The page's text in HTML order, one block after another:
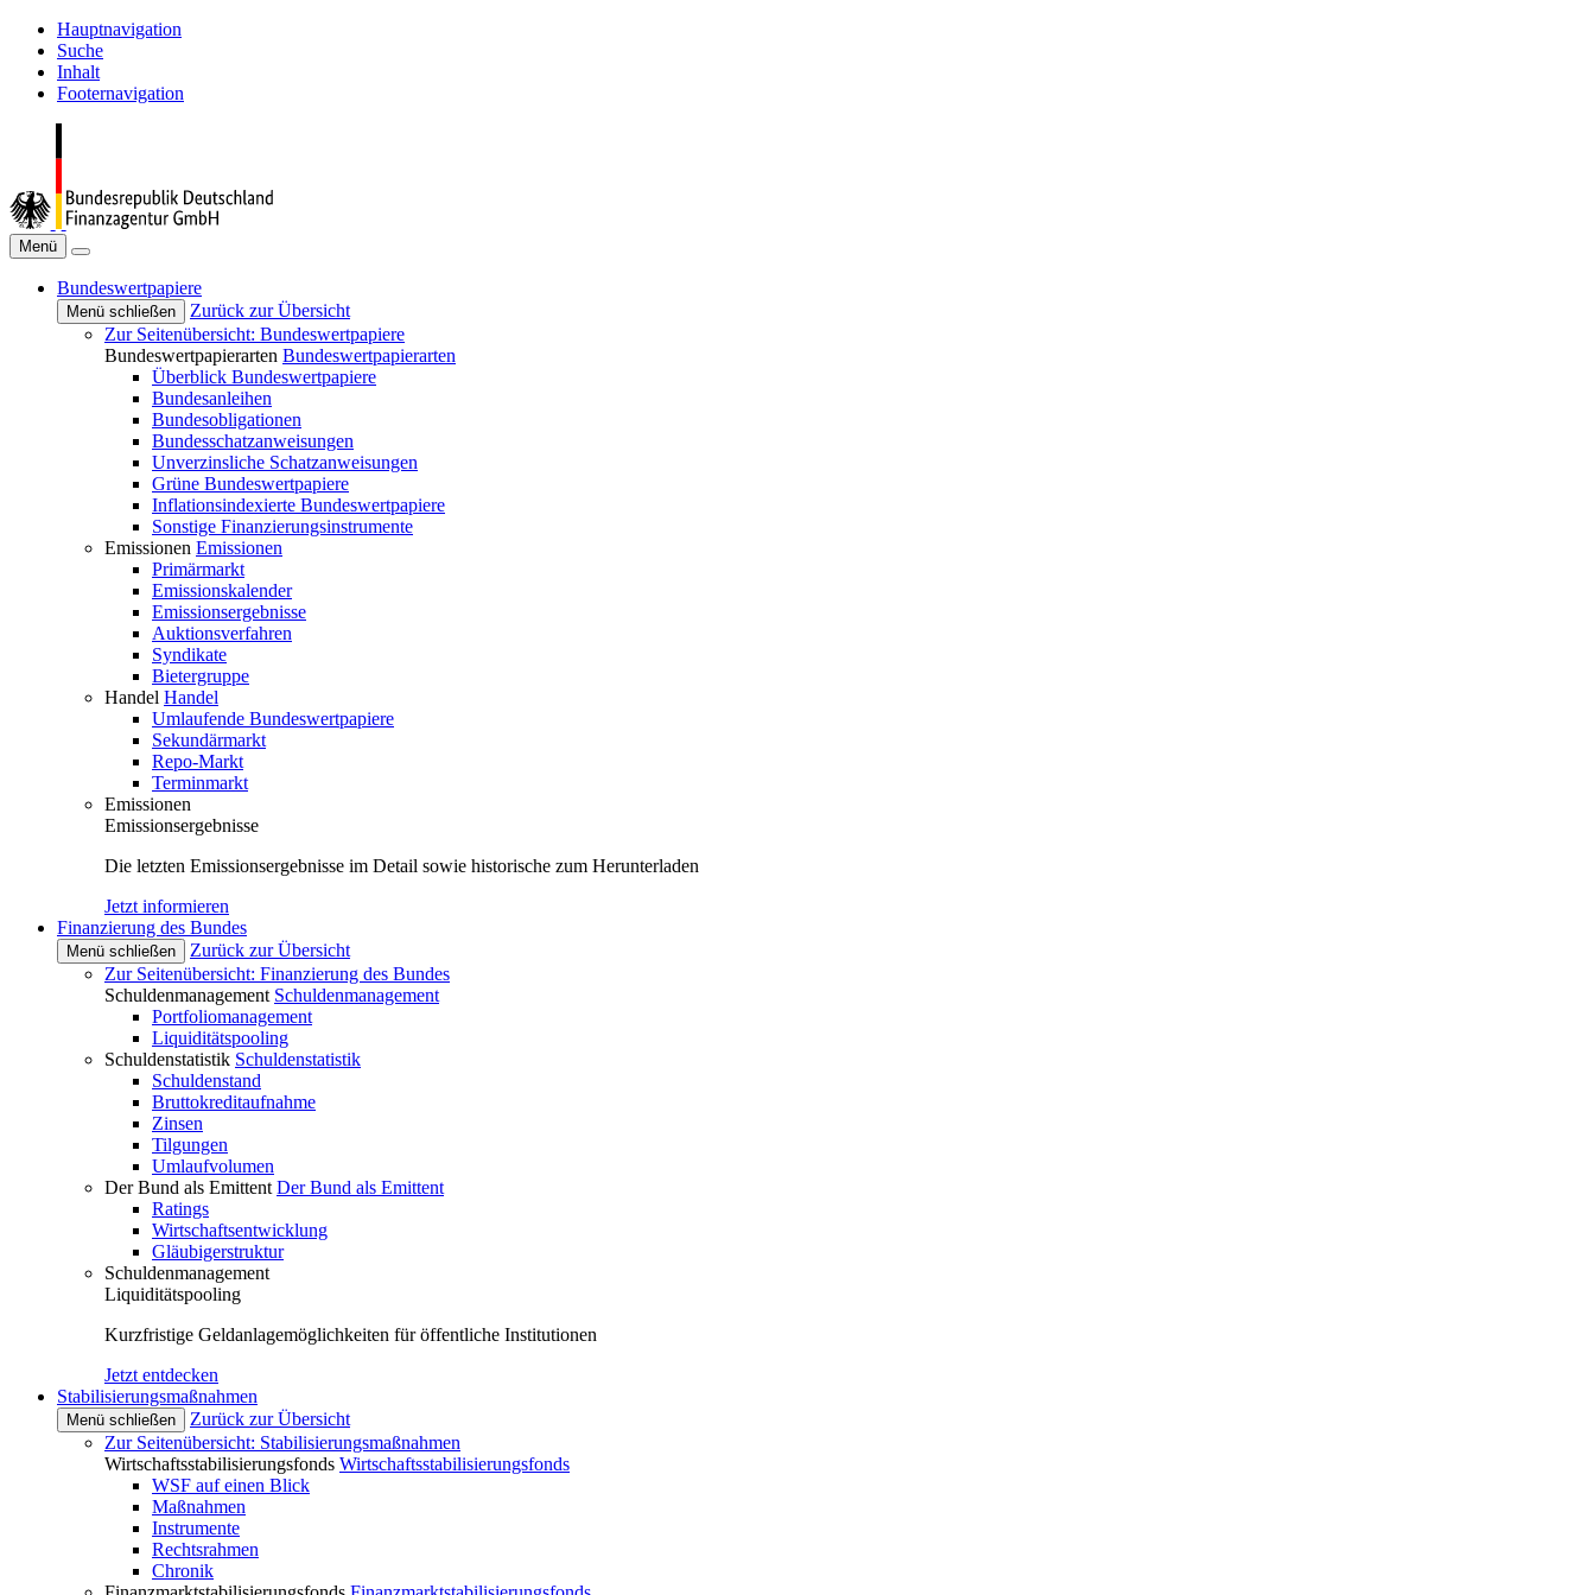
Hauptnavigation
Suche
Inhalt
Footernavigation
Menü
Bundeswertpapiere
Menü schließen
Zurück zur Übersicht
Zur Seitenübersicht: Bundeswertpapiere
Bundeswertpapierarten Bundeswertpapierarten
Überblick Bundeswertpapiere
Bundesanleihen
Bundesobligationen
Bundesschatzanweisungen
Unverzinsliche Schatzanweisungen
Grüne Bundeswertpapiere
Inflationsindexierte Bundeswertpapiere
Sonstige Finanzierungsinstrumente
Emissionen Emissionen
Primärmarkt
Emissionskalender
Emissionsergebnisse
Auktionsverfahren
Syndikate
Bietergruppe
Handel Handel
Umlaufende Bundeswertpapiere
Sekundärmarkt
Repo-Markt
Terminmarkt
Emissionen
Emissionsergebnisse
Die letzten Emissionsergebnisse im Detail sowie historische zum Herunterladen
Jetzt informieren
Finanzierung des Bundes
Menü schließen
Zurück zur Übersicht
Zur Seitenübersicht: Finanzierung des Bundes
Schuldenmanagement Schuldenmanagement
Portfoliomanagement
Liquiditätspooling
Schuldenstatistik Schuldenstatistik
Schuldenstand
Bruttokreditaufnahme
Zinsen
Tilgungen
Umlaufvolumen
Der Bund als Emittent Der Bund als Emittent
Ratings
Wirtschaftsentwicklung
Gläubigerstruktur
Schuldenmanagement
Liquiditätspooling
Kurzfristige Geldanlagemöglichkeiten für öffentliche Institutionen
Jetzt entdecken
Stabilisierungsmaßnahmen
Menü schließen
Zurück zur Übersicht
Zur Seitenübersicht: Stabilisierungsmaßnahmen
Wirtschaftsstabilisierungsfonds Wirtschaftsstabilisierungsfonds
WSF auf einen Blick
Maßnahmen
Instrumente
Rechtsrahmen
Chronik